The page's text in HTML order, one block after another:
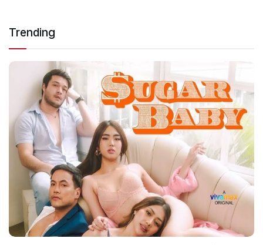
Trending